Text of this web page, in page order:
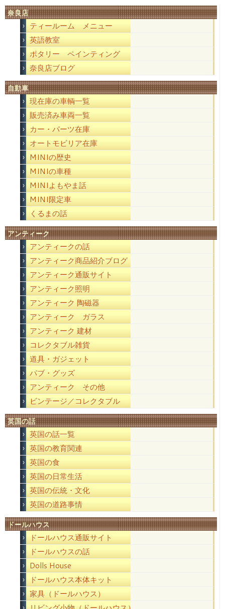
奈良店
ティールーム メニュー
英語教室
ポタリー ペインティング
奈良店ブログ
自動車
現在庫の車輌一覧
販売済み車両一覧
カー・パーツ在庫
オートモビリア在庫
MINIの歴史
MINIの車種
MINIよもやま話
MINI限定車
くるまの話
アンティーク
アンティークの話
アンティーク商品紹介ブログ
アンティーク通販サイト
アンティーク照明
アンティーク 陶磁器
アンティーク ガラス
アンティーク 建材
コレクタブル雑貨
道具・ガジェット
パブ・グッズ
アンティーク その他
ビンテージ／コレクタブル
英国の話
英国の話一覧
英国の教育関連
英国の食
英国の日常生活
英国の伝統・文化
英国の道路事情
ドールハウス
ドールハウス通販サイト
ドールハウスの話
Dolls House
ドールハウス本体キット
家具（ドールハウス）